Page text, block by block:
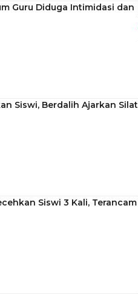
Guru Diduga Intimidasi dan
Siswi, Berdalih Ajarkan Silat
Siswi 3 Kali, Terancam